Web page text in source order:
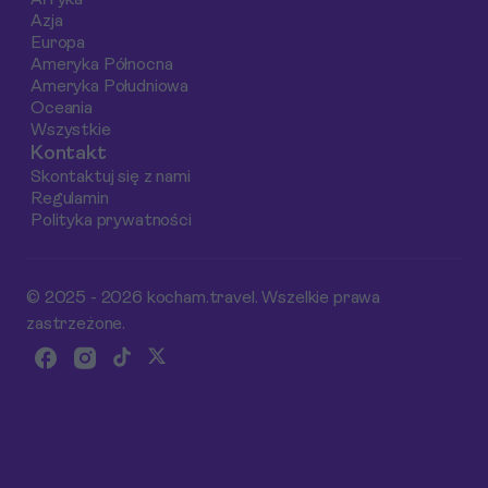
Azja
Europa
Ameryka Północna
Ameryka Południowa
Oceania
Wszystkie
Kontakt
Skontaktuj się z nami
Regulamin
Polityka prywatności
© 2025 - 2026 kocham.travel. Wszelkie prawa
zastrzeżone.